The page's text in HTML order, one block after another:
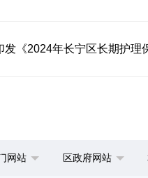
发《2024年长宁区长期护理
网站 区政府网站